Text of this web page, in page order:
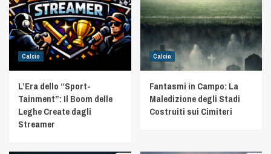
Calcio
L’Era dello “Sport-
Tainment”: Il Boom delle
Leghe Create dagli
Streamer
Calcio
Fantasmi in Campo: La
Maledizione degli Stadi
Costruiti sui Cimiteri